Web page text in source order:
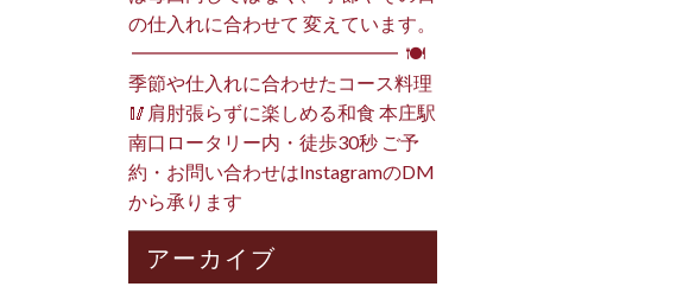
の仕入れに合わせて 変えています。
⁡ ━━━━━━━━━━━━━━ ⁡ 🍽
季節や仕入れに合わせたコース料理
🥢肩肘張らずに楽しめる和食 本庄駅
南口ロータリー内・徒歩30秒 ご予
約・お問い合わせはInstagramのDM
から承ります ⁡
アーカイブ